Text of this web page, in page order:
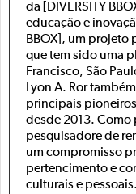
da [DIVERSITY
educação e
BBOX], um projeto
que tem sido uma
Francisco, São
Lyon A. Ror
principais
desde 2013. Como
pesquisadore de
um compromisso
pertencimento e
culturais e